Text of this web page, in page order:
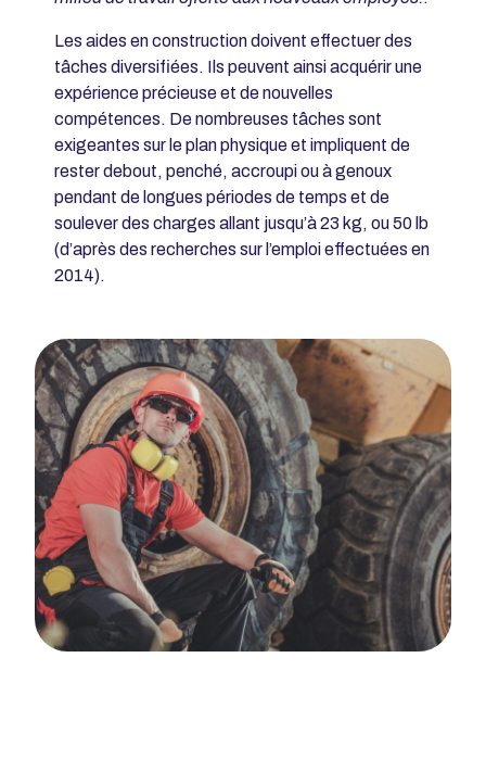
Les aides en construction doivent effectuer des
tâches diversifiées. Ils peuvent ainsi acquérir une
expérience précieuse et de nouvelles
compétences. De nombreuses tâches sont
exigeantes sur le plan physique et impliquent de
rester debout, penché, accroupi ou à genoux
pendant de longues périodes de temps et de
soulever des charges allant jusqu’à 23 kg, ou 50 lb
(d’après des recherches sur l’emploi effectuées en
2014).